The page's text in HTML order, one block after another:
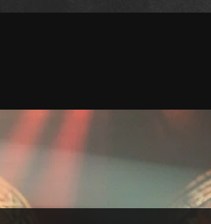
Zeige besser passende Version